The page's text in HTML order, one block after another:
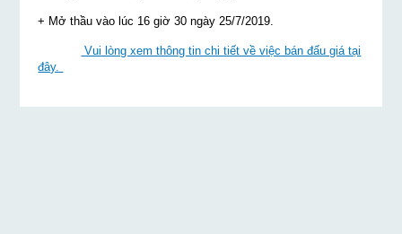
+ Mở thầu vào lúc 16 giờ 30 ngày 25/7/2019.
Vui lòng xem thông tin chi tiết về việc bán đấu giá tại
đây.